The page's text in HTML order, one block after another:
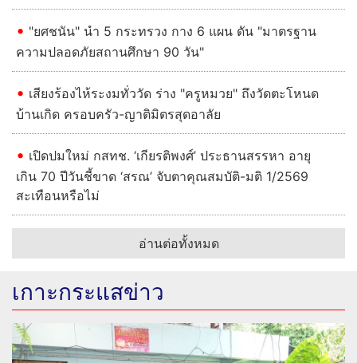
"ยศชนัน" นำ 5 กระทรวง กาง 6 แผน ดัน "มาตรฐาน
ความปลอดภัยสถานศึกษา 90 วัน"
เสียงร้องไห้ระงมทั่ววัด ร่าง "ครูหมวย" ถึงวัดตะโหนด
บ้านเกิด ครอบครัว-ญาติมิตรสุดอาลัย
เปิดปมใหม่ กสทช. ‘เกียรติพงศ์’ ประธานสรรหา อายุ
เกิน 70 ปีวันชี้ขาด ‘สรณ’ จับตาคุณสมบัติ-มติ 1/2569
สะเทือนหรือไม่
อ่านต่อทั้งหมด
เกาะกระแสข่าว